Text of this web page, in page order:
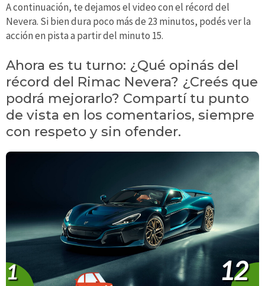
A continuación, te dejamos el video con el récord del
Nevera. Si bien dura poco más de 23 minutos, podés ver la
acción en pista a partir del minuto 15.
Ahora es tu turno: ¿Qué opinás del
récord del Rimac Nevera? ¿Creés que
podrá mejorarlo? Compartí tu punto
de vista en los comentarios, siempre
con respeto y sin ofender.
1 12